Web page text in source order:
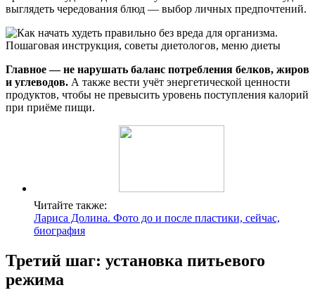
выглядеть чередования блюд — выбор личных предпочтений.
Главное — не нарушать баланс потребления белков, жиров
и углеводов. А также вести учёт энергетической ценности
продуктов, чтобы не превысить уровень поступления калорий
при приёме пищи.
Читайте также:
Лариса Долина. Фото до и после пластики, сейчас,
биография
Третий шаг: установка питьевого
режима